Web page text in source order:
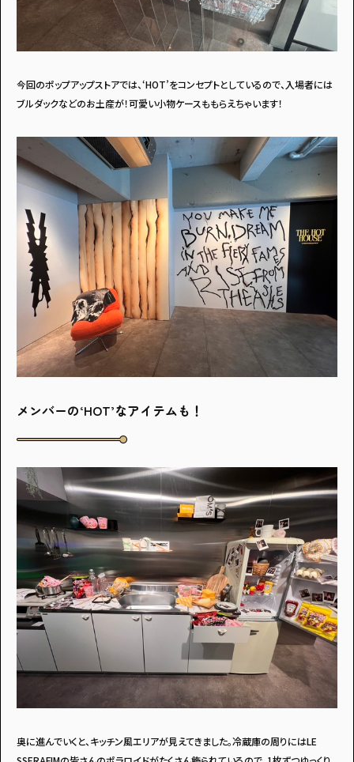
今回のポップアップストアでは、‘HOT’をコンセプトとしているので、入場者には
ブルダックなどのお土産が！可愛い小物ケースももらえちゃいます！
メンバーの‘HOT’なアイテムも！
奥に進んでいくと、キッチン風エリアが見えてきました。冷蔵庫の周りにはLE